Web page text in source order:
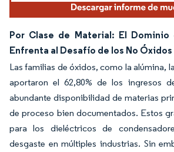
Por Clase de Material: El
Enfrenta al Desafío de los No Óxidos
Las familias de óxidos, como la alúmina,
aportaron el 62,80% de los ingresos
abundante disponibilidad de materias
de proceso bien documentados. Estos
para los dieléctricos de
desgaste en múltiples industrias. Sin